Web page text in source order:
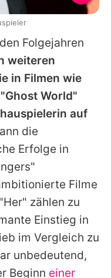
Folgejahren
weiteren
in Filmen wie
World"
auf
die
Erfolge in
Filme
zählen zu
Einstieg in
im Vergleich zu
unbedeutend,
Beginn einer